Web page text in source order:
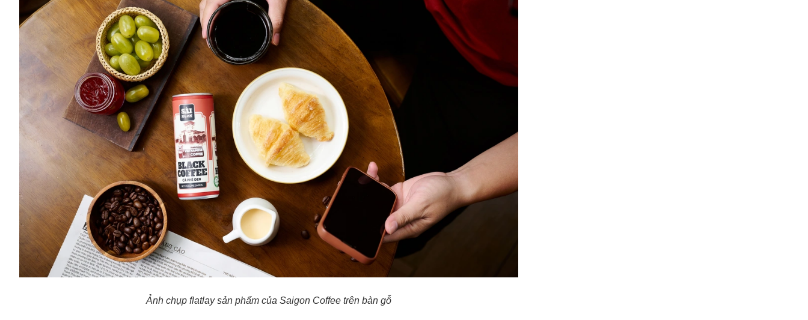
Ảnh chụp flatlay sản phẩm của Saigon Coffee trên bàn gỗ